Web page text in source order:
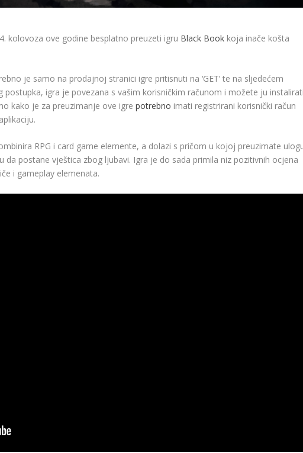
kolovoza ove godine besplatno preuzeti igru Black Book koja inače košta
je samo na prodajnoj stranici igre pritisnuti na ‘GET’ te na sljedećem
postupka, igra je povezana s vašim korisničkim računom i možete ju
kako je za preuzimanje ove igrepotrebno imati registrirani korisnički račun
RPG i card game elemente, a dolazi s pričom u kojoj preuzimate
da postane vještica zbog ljubavi. Igra je do sada primila niz pozitivnih ocjena
i gameplay elemenata.